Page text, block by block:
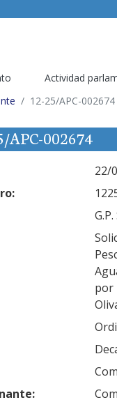
Actividad
12-25/APC-002674
APC-002674
22/
por